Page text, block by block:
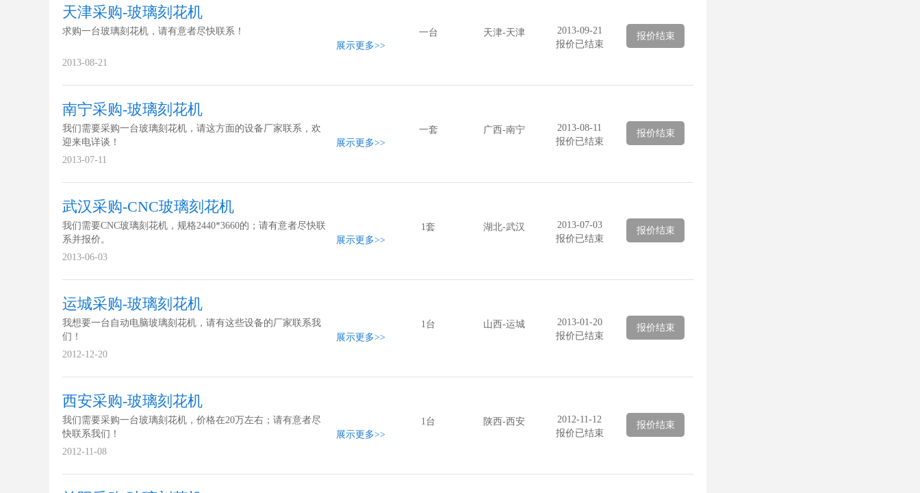
天津采购-玻璃刻花机
求购一台玻璃刻花机，请有意者尽快联系！
展示更多>>
2013-08-21
一台 天津-天津
2013-09-21
报价已结束
报价结束
南宁采购-玻璃刻花机
我们需要采购一台玻璃刻花机，请这方面的设备厂家联系，欢
迎来电详谈！
展示更多>>
2013-07-11
一套 广西-南宁
2013-08-11
报价已结束
报价结束
武汉采购-CNC玻璃刻花机
我们需要CNC玻璃刻花机，规格2440*3660的；请有意者尽快联
系并报价。
展示更多>>
2013-06-03
1套 湖北-武汉
2013-07-03
报价已结束
报价结束
运城采购-玻璃刻花机
我想要一台自动电脑玻璃刻花机，请有这些设备的厂家联系我
们！
展示更多>>
2012-12-20
1台 山西-运城
2013-01-20
报价已结束
报价结束
西安采购-玻璃刻花机
我们需要采购一台玻璃刻花机，价格在20万左右；请有意者尽
快联系我们！
展示更多>>
2012-11-08
1台 陕西-西安
2012-11-12
报价已结束
报价结束